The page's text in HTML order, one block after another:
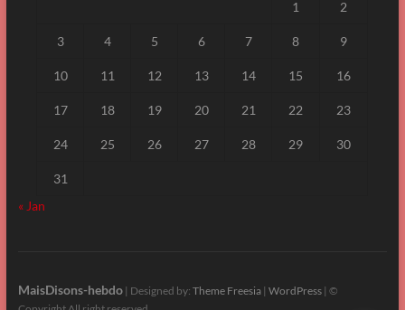
1 2
3 4 5 6 7 8 9
10 11 12 13 14 15 16
17 18 19 20 21 22 23
24 25 26 27 28 29 30
31
« Jan
MaisDisons-hebdo| Designed by: Theme Freesia| WordPress| ©